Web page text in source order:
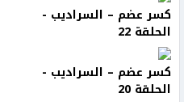
كسر عضم – السراديب -
الحلقة 22
كسر عضم – السراديب -
الحلقة 20